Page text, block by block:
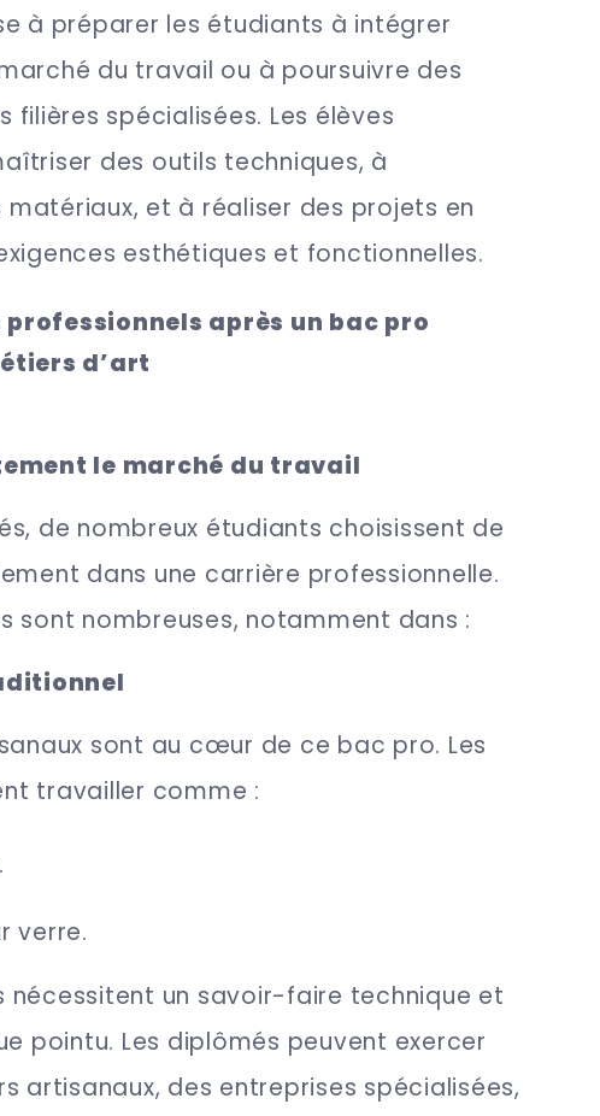
à préparer les étudiants à intégrer
du travail ou à poursuivre des
filières spécialisées. Les élèves
des outils techniques, à
et à réaliser des projets en
esthétiques et fonctionnelles.
professionnels après un bac pro
d’art
le marché du travail
de nombreux étudiants choisissent de
dans une carrière professionnelle.
sont nombreuses, notamment dans :
sont au cœur de ce bac pro. Les
travailler comme :
verre.
nécessitent un savoir-faire technique et
pointu. Les diplômés peuvent exercer
artisanaux, des entreprises spécialisées,